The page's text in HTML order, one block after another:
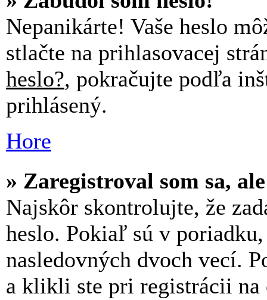
Nepanikárte! Vaše heslo
stlačte na prihlasovacej
heslo?, pokračujte podľa
prihlásený.
Hore
» Zaregistroval som sa,
Najskôr skontrolujte, že
heslo. Pokiaľ sú v
nasledovných dvoch vecí.
a klikli ste pri registrácii